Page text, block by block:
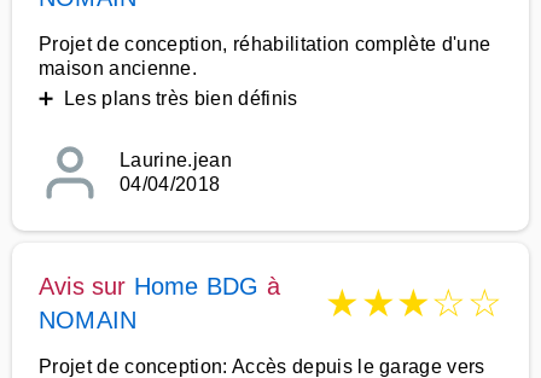
Projet de conception, réhabilitation complète d'une
maison ancienne.
➕ Les plans très bien définis
Laurine.jean
04/04/2018
Avis sur Home BDG à
NOMAIN
★★★☆☆
Projet de conception: Accès depuis le garage vers